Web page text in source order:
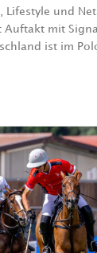
Lifestyle und
Auftakt mit
ist im